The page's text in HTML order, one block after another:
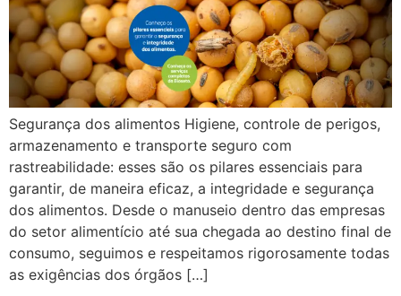
Segurança dos alimentos Higiene, controle de perigos,
armazenamento e transporte seguro com
rastreabilidade: esses são os pilares essenciais para
garantir, de maneira eficaz, a integridade e segurança
dos alimentos. Desde o manuseio dentro das empresas
do setor alimentício até sua chegada ao destino final de
consumo, seguimos e respeitamos rigorosamente todas
as exigências dos órgãos […]